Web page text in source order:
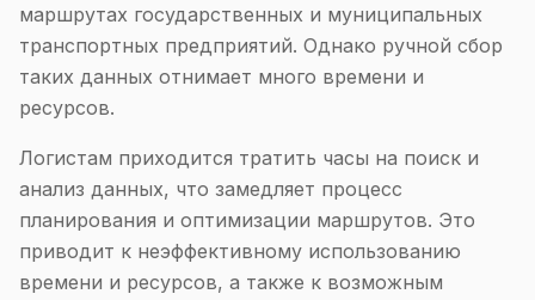
маршрутах государственных и муниципальных
транспортных предприятий. Однако ручной сбор
таких данных отнимает много времени и
ресурсов.
Логистам приходится тратить часы на поиск и
анализ данных, что замедляет процесс
планирования и оптимизации маршрутов. Это
приводит к неэффективному использованию
времени и ресурсов, а также к возможным